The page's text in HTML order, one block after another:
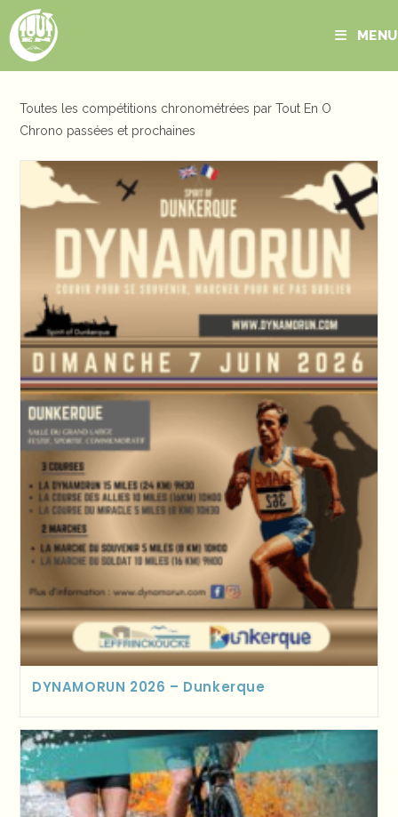
to
content
MENU
Toutes les compétitions chronométrées par Tout En O
Chrono passées et prochaines
DYNAMORUN 2026 – Dunkerque